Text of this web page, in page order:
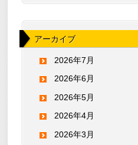
アーカイブ
2026年7月
2026年6月
2026年5月
2026年4月
2026年3月